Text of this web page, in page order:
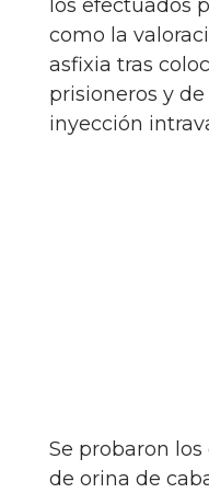
los efectuados
como la
asfixia tras
prisioneros y
inyección
Se probaron
de orina de